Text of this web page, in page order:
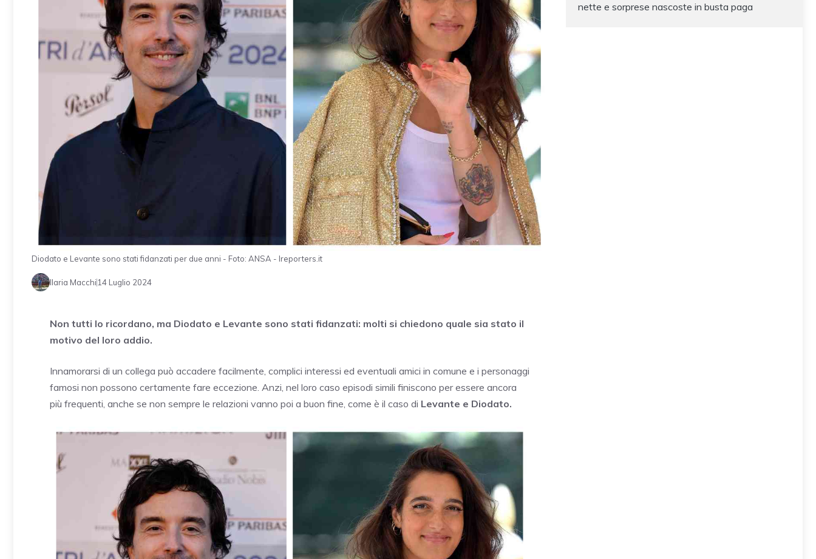
Diodato e Levante sono stati fidanzati per due anni - Foto: ANSA - Ireporters.it
Ilaria Macchi 14 Luglio 2024
Non tutti lo ricordano, ma Diodato e Levante sono stati fidanzati: molti si chiedono quale sia stato il
motivo del loro addio.
Innamorarsi di un collega può accadere facilmente, complici interessi ed eventuali amici in comune e i personaggi
famosi non possono certamente fare eccezione. Anzi, nel loro caso episodi simili finiscono per essere ancora
più frequenti, anche se non sempre le relazioni vanno poi a buon fine, come è il caso di Levante e Diodato.
nette e sorprese nascoste in busta paga